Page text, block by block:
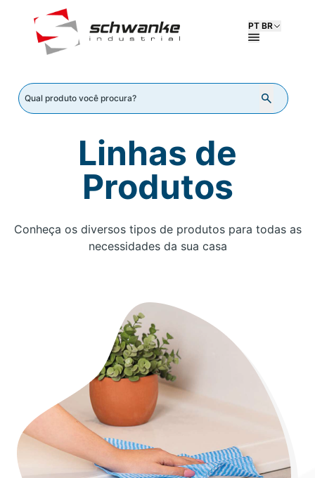
PT BR
Linhas de
Produtos
Conheça os diversos tipos de produtos para todas as
necessidades da sua casa